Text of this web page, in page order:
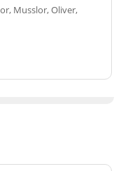
Musslor, Oliver,